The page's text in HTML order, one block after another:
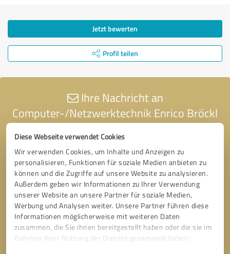
Diese Webseite verwendet Cookies
Wir verwenden Cookies, um Inhalte und Anzeigen zu
personalisieren, Funktionen für soziale Medien anbieten zu
können und die Zugriffe auf unsere Website zu analysieren.
Außerdem geben wir Informationen zu Ihrer Verwendung
unserer Website an unsere Partner für soziale Medien,
Werbung und Analysen weiter. Unsere Partner führen diese
Informationen möglicherweise mit weiteren Daten
zusammen, die Sie ihnen bereitgestellt haben oder die sie im
Rahmen Ihrer Nutzung der Dienste gesammelt haben.
Jetzt bewerten
Profil teilen
Ihre Nachricht an
Computer-/Netzwerktechnik Enrico Bröckl